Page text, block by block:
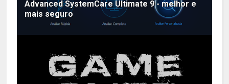
Advanced SystemCare Ultimate 9 - melhor e
mais seguro